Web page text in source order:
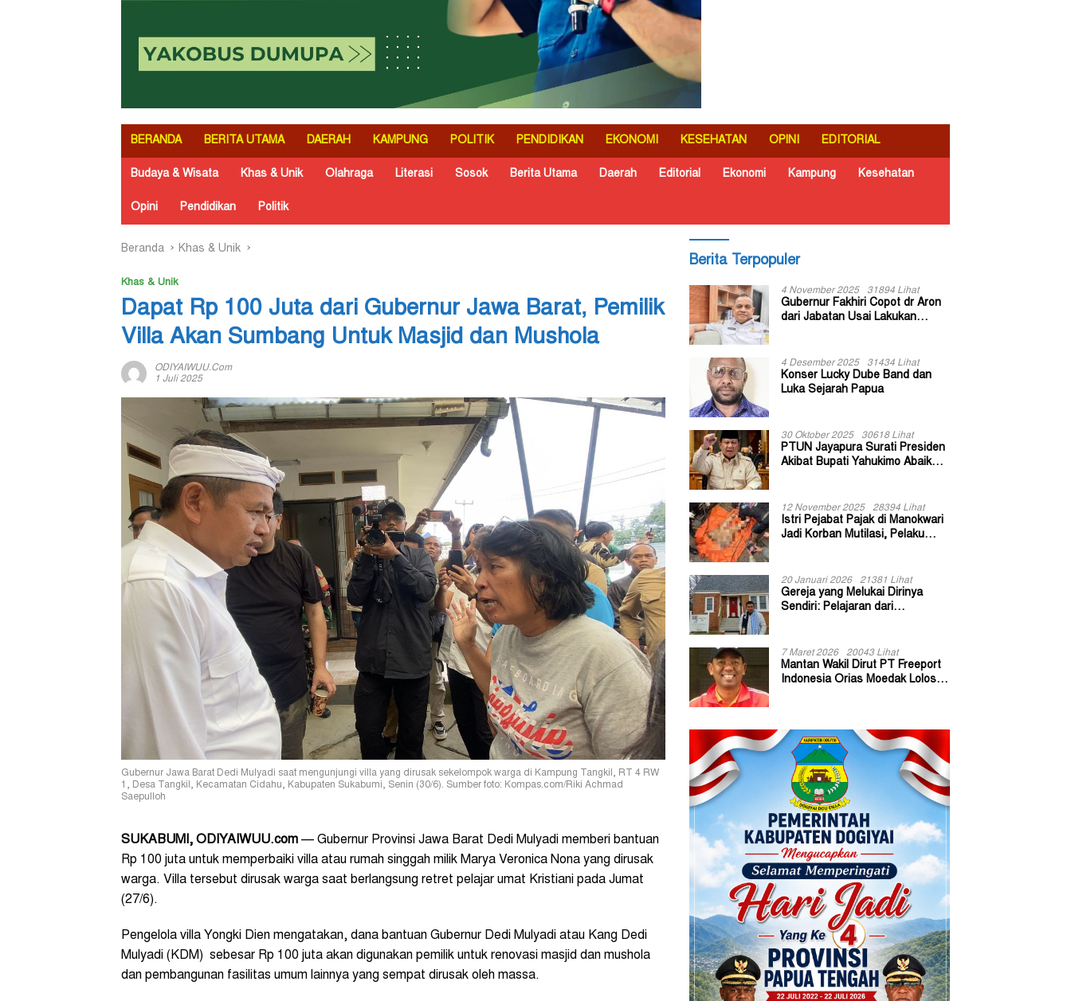
BERANDA BERITA UTAMA DAERAH KAMPUNG POLITIK PENDIDIKAN EKONOMI KESEHATAN OPINI EDITORIAL
Budaya & Wisata Khas & Unik Olahraga Literasi Sosok Berita Utama Daerah Editorial Ekonomi Kampung Kesehatan
Opini Pendidikan Politik
Beranda Khas & Unik
Khas & Unik
Dapat Rp 100 Juta dari Gubernur Jawa Barat, Pemilik
Villa Akan Sumbang Untuk Masjid dan Mushola
ODIYAIWUU.com
1 Juli 2025
Gubernur Jawa Barat Dedi Mulyadi saat mengunjungi villa yang dirusak sekelompok warga di Kampung Tangkil, RT 4 RW
1, Desa Tangkil, Kecamatan Cidahu, Kabupaten Sukabumi, Senin (30/6). Sumber foto: Kompas.com/Riki Achmad
Saepulloh
SUKABUMI, ODIYAIWUU.com — Gubernur Provinsi Jawa Barat Dedi Mulyadi memberi bantuan
Rp 100 juta untuk memperbaiki villa atau rumah singgah milik Marya Veronica Nona yang dirusak
warga. Villa tersebut dirusak warga saat berlangsung retret pelajar umat Kristiani pada Jumat
(27/6).
Pengelola villa Yongki Dien mengatakan, dana bantuan Gubernur Dedi Mulyadi atau Kang Dedi
Mulyadi (KDM) sebesar Rp 100 juta akan digunakan pemilik untuk renovasi masjid dan mushola
dan pembangunan fasilitas umum lainnya yang sempat dirusak oleh massa.
Berita Terpopuler
4 November 2025 31894 Lihat
Gubernur Fakhiri Copot dr Aron
dari Jabatan Usai Lakukan
4 Desember 2025 31434 Lihat
Konser Lucky Dube Band dan
Luka Sejarah Papua
30 Oktober 2025 30618 Lihat
PTUN Jayapura Surati Presiden
Akibat Bupati Yahukimo Abaikan
12 November 2025 28394 Lihat
Istri Pejabat Pajak di Manokwari
Jadi Korban Mutilasi, Pelaku
20 Januari 2026 21381 Lihat
Gereja yang Melukai Dirinya
Sendiri: Pelajaran dari
7 Maret 2026 20043 Lihat
Mantan Wakil Dirut PT Freeport
Indonesia Orias Moedak Lolos